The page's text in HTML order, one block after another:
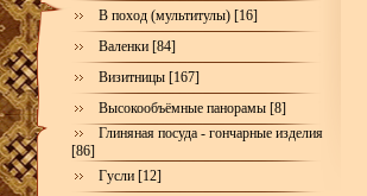
В поход (мультитулы) [16]
Валенки [84]
Визитницы [167]
Высокообъёмные панорамы [8]
Глиняная посуда - гончарные изделия
[86]
Гусли [12]